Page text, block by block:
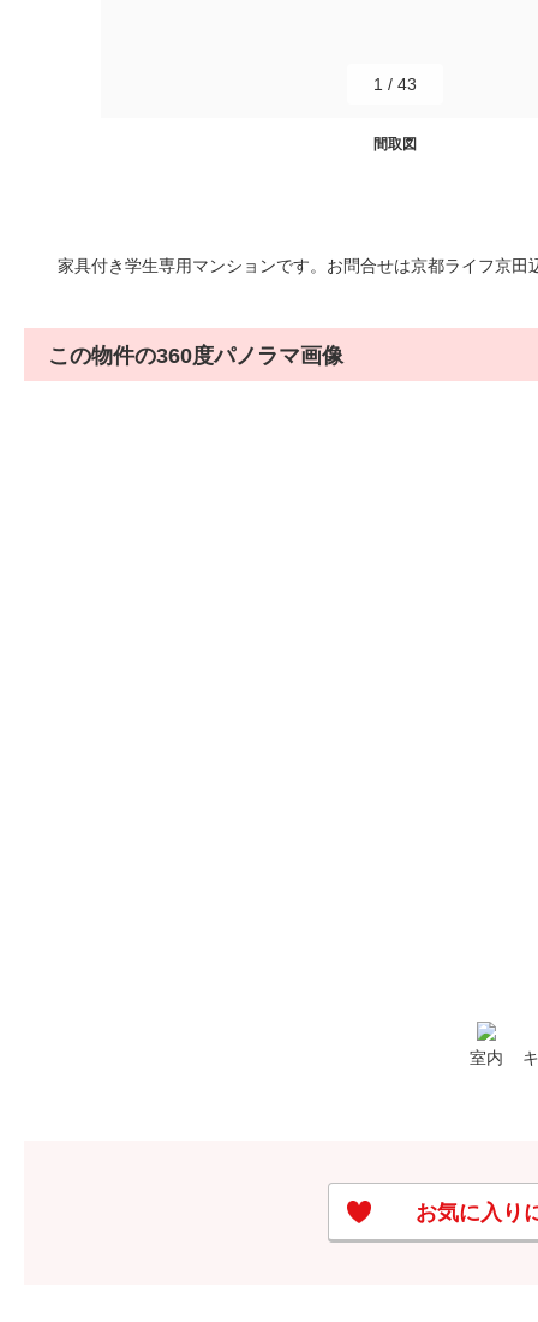
間取図
1 / 43
家具付き学生専用マンションです。お問合せは京都ライフ京田
この物件の360度パノラマ画像
室内
お気に入り